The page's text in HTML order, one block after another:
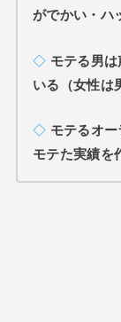
がでかい・ハ
◇ モテる男
いる（女性は
◇ モテるオ
モテた実績を